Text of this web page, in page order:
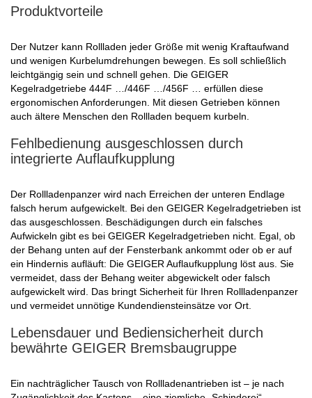
Produktvorteile
Der Nutzer kann Rollladen jeder Größe mit wenig Kraftaufwand
und wenigen Kurbelumdrehungen bewegen. Es soll schließlich
leichtgängig sein und schnell gehen. Die GEIGER
Kegelradgetriebe 444F …/446F …/456F … erfüllen diese
ergonomischen Anforderungen. Mit diesen Getrieben können
auch ältere Menschen den Rollladen bequem kurbeln.
Fehlbedienung ausgeschlossen durch
integrierte Auflaufkupplung
Der Rollladenpanzer wird nach Erreichen der unteren Endlage
falsch herum aufgewickelt. Bei den GEIGER Kegelradgetrieben ist
das ausgeschlossen. Beschädigungen durch ein falsches
Aufwickeln gibt es bei GEIGER Kegelradgetrieben nicht. Egal, ob
der Behang unten auf der Fensterbank ankommt oder ob er auf
ein Hindernis aufläuft: Die GEIGER Auflaufkupplung löst aus. Sie
vermeidet, dass der Behang weiter abgewickelt oder falsch
aufgewickelt wird. Das bringt Sicherheit für Ihren Rollladenpanzer
und vermeidet unnötige Kundendiensteinsätze vor Ort.
Lebensdauer und Bediensicherheit durch
bewährte GEIGER Bremsbaugruppe
Ein nachträglicher Tausch von Rollladenantrieben ist – je nach